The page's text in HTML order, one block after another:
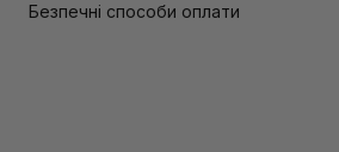
Безпечні способи оплати